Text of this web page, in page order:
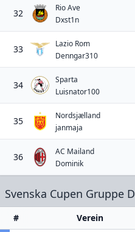
32
Rio Ave
Dxst1n
33
Lazio Rom
Denngar310
34
Sparta
Luisnator100
35
Nordsjælland
janmaja
36
AC Mailand
Dominik
Svenska Cupen Gruppe D
# Verein